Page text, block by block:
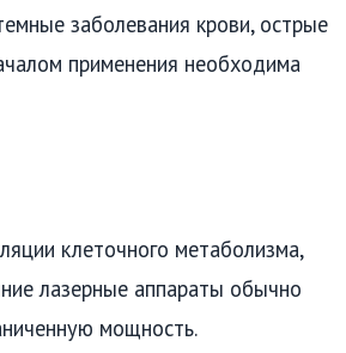
заболевания крови, острые
применения необходима
клеточного метаболизма,
лазерные аппараты обычно
мощность.